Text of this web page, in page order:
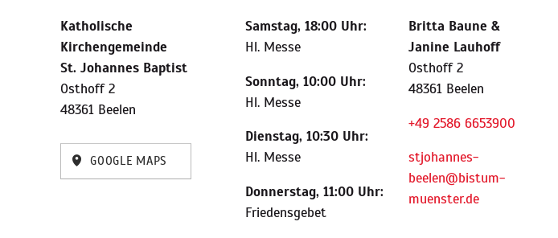
Katholische
Kirchengemeinde
St. Johannes Baptist
Osthoff 2
48361 Beelen
GOOGLE MAPS
Samstag, 18:00 Uhr:
Hl. Messe
Sonntag, 10:00 Uhr:
Hl. Messe
Dienstag, 10:30 Uhr:
Hl. Messe
Donnerstag, 11:00 Uhr:
Friedensgebet
Britta Baune &
Janine Lauhoff
Osthoff 2
48361 Beelen
+49 2586 6653900
stjohannes-
beelen@bistum-
muenster.de